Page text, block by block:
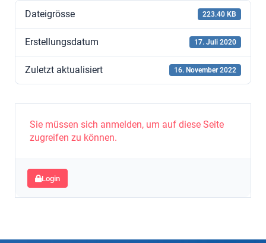
Dateigrösse 223.40 KB
Erstellungsdatum 17. Juli 2020
Zuletzt aktualisiert 16. November 2022
Sie müssen sich anmelden, um auf diese Seite
zugreifen zu können.
Login